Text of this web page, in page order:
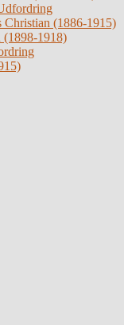
Christian (1886-1915)
(1898-1918)